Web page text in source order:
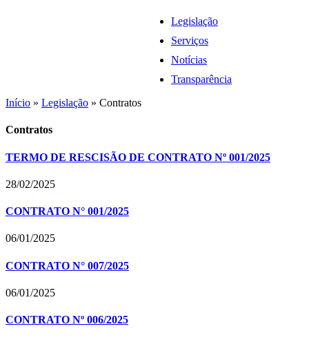
Legislação
Serviços
Notícias
Transparência
Início » Legislação » Contratos
Contratos
TERMO DE RESCISÃO DE CONTRATO Nº 001/2025
28/02/2025
CONTRATO N° 001/2025
06/01/2025
CONTRATO N° 007/2025
06/01/2025
CONTRATO Nº 006/2025